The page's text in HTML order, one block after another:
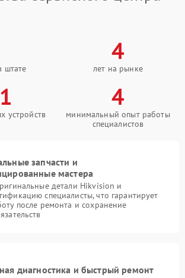
штате
4
лет на рынке
устройств
4
минимальный опыт работы
специалистов
запчасти и
мастера
детали Hikvision и
специалисты, что гарантирует
после ремонта и сохранение
диагностика и быстрый ремонт